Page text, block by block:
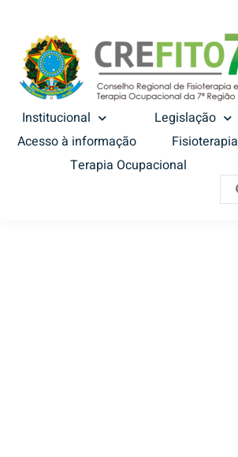
Institucional
Legislação
Acesso à informação
Fisioterapia
Terapia Ocupacional